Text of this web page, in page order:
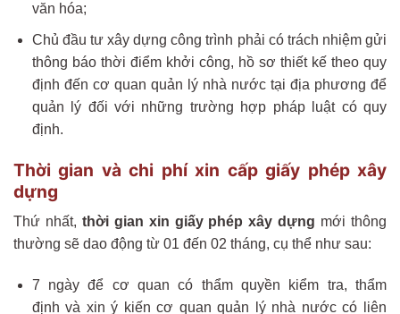
văn hóa;
Chủ đầu tư xây dựng công trình phải có trách nhiệm gửi
thông báo thời điểm khởi công, hồ sơ thiết kế theo quy
định đến cơ quan quản lý nhà nước tại địa phương để
quản lý đối với những trường hợp pháp luật có quy
định.
Thời gian và chi phí xin cấp giấy phép xây
dựng
Thứ nhất, thời gian xin giấy phép xây dựng mới thông
thường sẽ dao động từ 01 đến 02 tháng, cụ thể như sau:
7 ngày để cơ quan có thẩm quyền kiểm tra, thẩm
định và xin ý kiến cơ quan quản lý nhà nước có liên